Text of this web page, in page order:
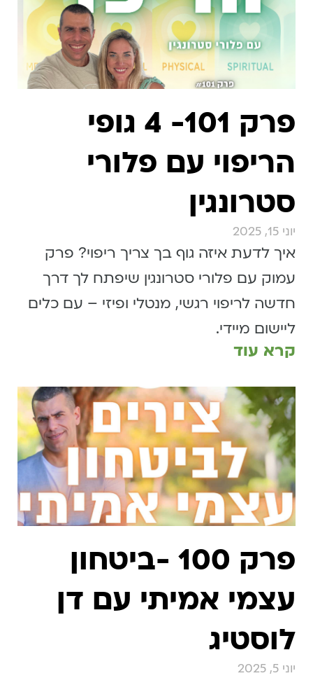
פרק 101- 4 גופי
הריפוי עם פלורי
סטרונגין
יוני 15, 2025
איך לדעת איזה גוף בך צריך ריפוי? פרק
עמוק עם פלורי סטרונגין שיפתח לך דרך
חדשה לריפוי רגשי, מנטלי ופיזי – עם כלים
ליישום מיידי.
קרא עוד
פרק 100 -ביטחון
עצמי אמיתי עם דן
לוסטיג
יוני 5, 2025